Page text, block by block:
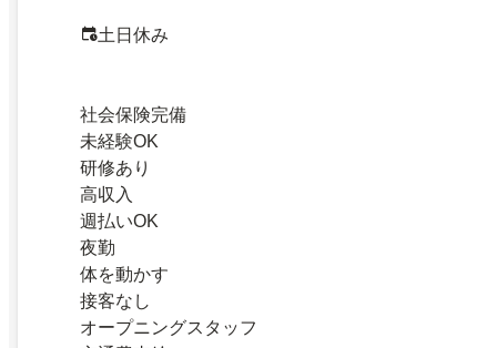
土日休み
社会保険完備
未経験OK
研修あり
高収入
週払いOK
夜勤
体を動かす
接客なし
オープニングスタッフ